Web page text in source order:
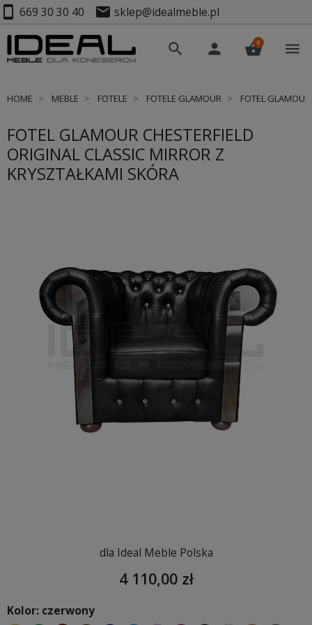
smartphone 669 30 30 40 mail sklep@idealmeble.pl
search person shopping_basket
0 menu
HOME MEBLE FOTELE FOTELE GLAMOUR FOTEL
FOTEL GLAMOUR CHESTERFIELD
ORIGINAL CLASSIC MIRROR Z
KRYSZTAŁKAMI SKÓRA
dla Ideal Meble Polska
4 110,00 zł
Kolor: czerwony